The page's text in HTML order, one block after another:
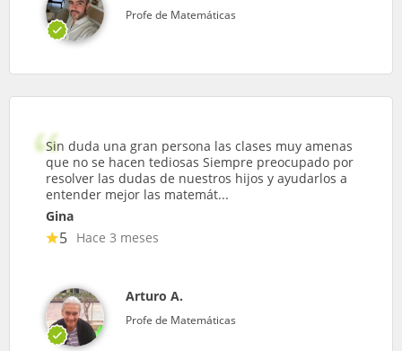
Profe de Matemáticas
Sin duda una gran persona las clases muy amenas
que no se hacen tediosas Siempre preocupado por
resolver las dudas de nuestros hijos y ayudarlos a
entender mejor las matemát...
Gina
5 Hace 3 meses
Arturo A.
Profe de Matemáticas